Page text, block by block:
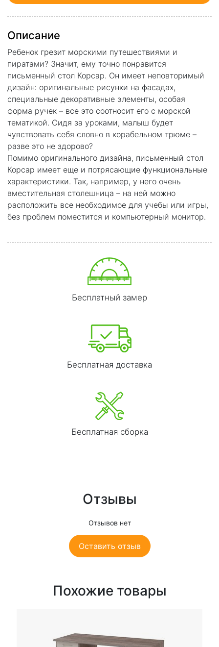
Описание
Ребенок грезит морскими путешествиями и
пиратами? Значит, ему точно понравится
письменный стол Корсар. Он имеет неповторимый
дизайн: оригинальные рисунки на фасадах,
специальные декоративные элементы, особая
форма ручек – все это соотносит его с морской
тематикой. Сидя за уроками, малыш будет
чувствовать себя словно в корабельном трюме –
разве это не здорово?
Помимо оригинального дизайна, письменный стол
Корсар имеет еще и потрясающие функциональные
характеристики. Так, например, у него очень
вместительная столешница – на ней можно
расположить все необходимое для учебы или игры,
без проблем поместится и компьютерный монитор.
Бесплатный замер
Бесплатная доставка
Бесплатная сборка
Отзывы
Отзывов нет
Оставить отзыв
Похожие товары